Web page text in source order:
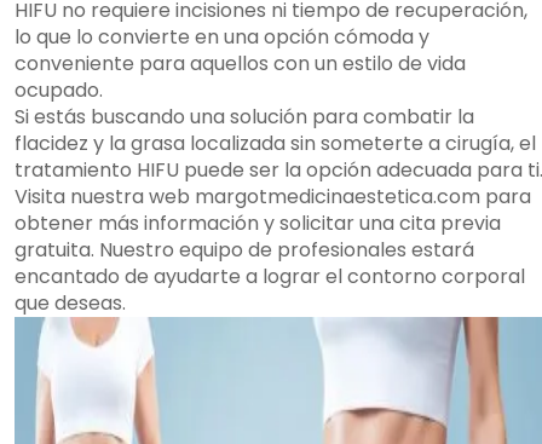
HIFU no requiere incisiones ni tiempo de recuperación,
lo que lo convierte en una opción cómoda y
conveniente para aquellos con un estilo de vida
ocupado.
Si estás buscando una solución para combatir la
flacidez y la grasa localizada sin someterte a cirugía, el
tratamiento HIFU puede ser la opción adecuada para ti.
Visita nuestra web margotmedicinaestetica.com para
obtener más información y solicitar una cita previa
gratuita. Nuestro equipo de profesionales estará
encantado de ayudarte a lograr el contorno corporal
que deseas.